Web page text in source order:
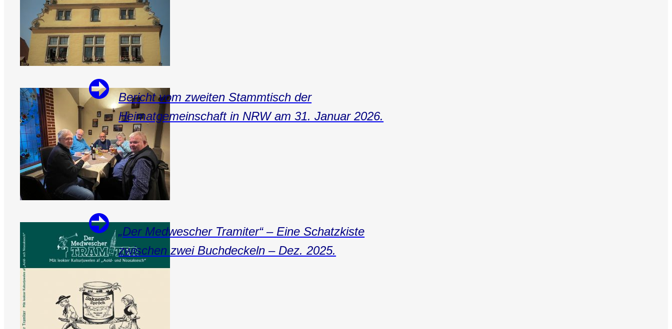
Bericht vom zweiten Stammtisch der
Heimatgemeinschaft in NRW am 31. Januar 2026.
„Der Medwescher Tramiter“ – Eine Schatzkiste
zwischen zwei Buchdeckeln – Dez. 2025.